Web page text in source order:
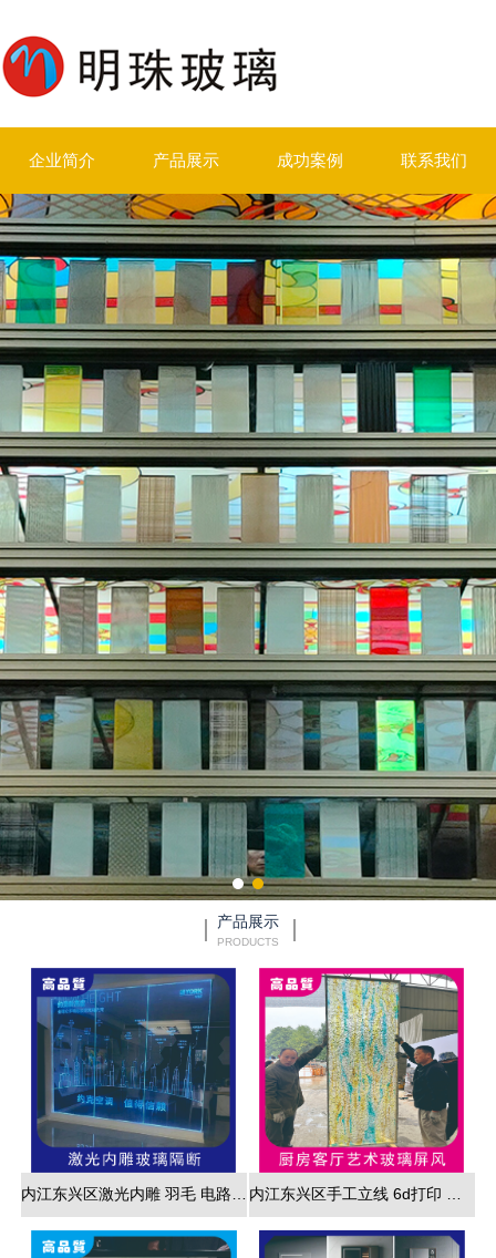
企业简介 产品展示 成功案例 联系我们
产品展示
PRODUCTS
内江东兴区激光内雕 羽毛 电路板 3d效果展现 内江东兴区手工立线 6d打印 藤编夹胶 新款 厂家直销